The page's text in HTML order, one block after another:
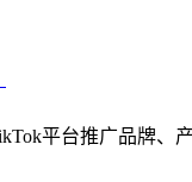
平台推广品牌、